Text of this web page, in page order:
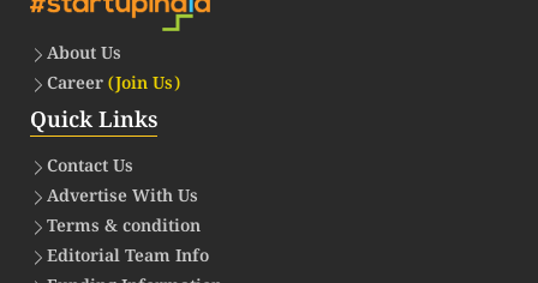
About Us
Career(Join Us)
Quick Links
Contact Us
Advertise With Us
Terms & condition
Editorial Team Info